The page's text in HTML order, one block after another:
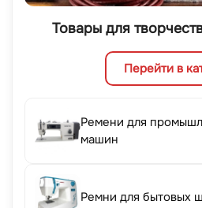
Товары для
Перейти в
Ремени для
машин
Ремни для бытовых